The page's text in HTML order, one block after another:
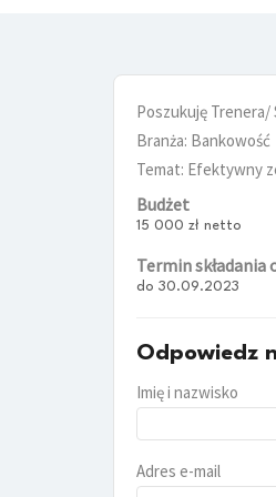
Poszukuję
Branża: Bankowość
Temat: Efektywny
Budżet
15 000 zł netto
Termin składania
do 30.09.2023
Odpowiedz
Imię i nazwisko
Adres e-mail